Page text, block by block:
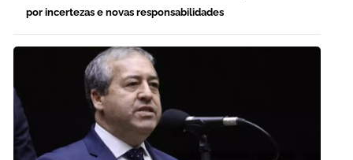
por incertezas e novas responsabilidades